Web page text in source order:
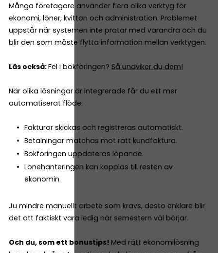
Många företagare använder flera olika verktyg för
ekonomi, löner, kvitton och administration. Problemet
uppstår när systemen inte pratar med varandra och du
blir den som måste flytta information mellan verktygen.
Läs också:Fel i bokföringen? Så undviker du dem!
När olika lösningar är integrerade får du ett mer
automatiserat flöde:
Fakturor skickas och registreras automatiskt.
Betalningar matchas mot rätt kundfaktura.
Bokföringen uppdateras löpande.
Lönehanteringen kan kopplas till resten av
ekonomin.
Ju mindre manuellt arbete som krävs, desto enklare blir
det att faktiskt vara ledig när semestern väl börjar.
Och du, som ett bonustips! Med rätt ekonomilösning